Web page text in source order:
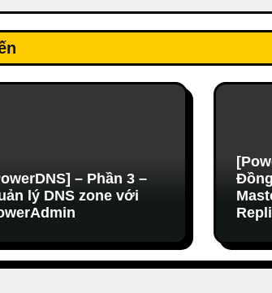
– Phần 3 –
lý DNS zone với